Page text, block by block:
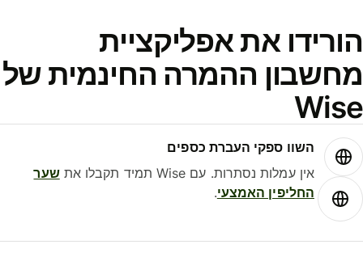
את אפליקציית
ההמרה החינמית של
השוו ספקי העברת כספים
אין עמלות נסתרות. עם Wise תמיד תקבלו את
שער
החליפין האמצעי.